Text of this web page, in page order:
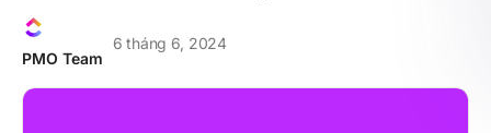
PMO Team
6 tháng 6, 2024